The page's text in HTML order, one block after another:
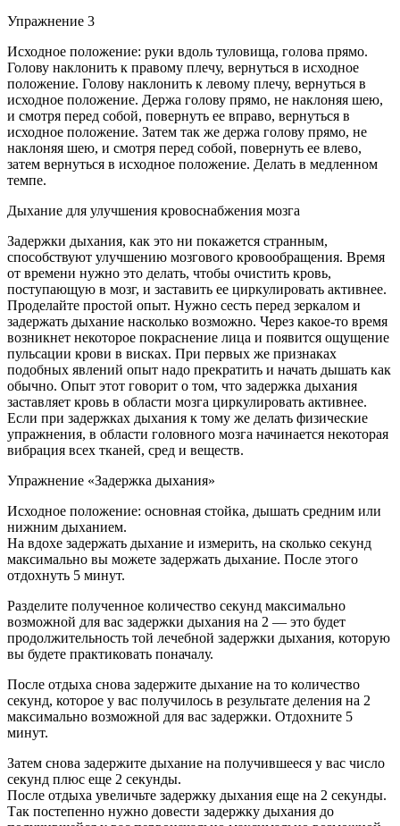
Упражнение 3
Исходное положение: руки вдоль туловища, голова прямо.
Голову наклонить к правому плечу, вернуться в исходное
положение. Голову наклонить к левому плечу, вернуться в
исходное положение. Держа голову прямо, не наклоняя шею,
и смотря перед собой, повернуть ее вправо, вернуться в
исходное положение. Затем так же держа голову прямо, не
наклоняя шею, и смотря перед собой, повернуть ее влево,
затем вернуться в исходное положение. Делать в медленном
темпе.
Дыхание для улучшения кровоснабжения мозга
Задержки дыхания, как это ни покажется странным,
способствуют улучшению мозгового кровообращения. Время
от времени нужно это делать, чтобы очистить кровь,
поступающую в мозг, и заставить ее циркулировать активнее.
Проделайте простой опыт. Нужно сесть перед зеркалом и
задержать дыхание насколько возможно. Через какое-то время
возникнет некоторое покраснение лица и появится ощущение
пульсации крови в висках. При первых же признаках
подобных явлений опыт надо прекратить и начать дышать как
обычно. Опыт этот говорит о том, что задержка дыхания
заставляет кровь в области мозга циркулировать активнее.
Если при задержках дыхания к тому же делать физические
упражнения, в области головного мозга начинается некоторая
вибрация всех тканей, сред и веществ.
Упражнение «Задержка дыхания»
Исходное положение: основная стойка, дышать средним или
нижним дыханием.
На вдохе задержать дыхание и измерить, на сколько секунд
максимально вы можете задержать дыхание. После этого
отдохнуть 5 минут.
Разделите полученное количество секунд максимально
возможной для вас задержки дыхания на 2 — это будет
продолжительность той лечебной задержки дыхания, которую
вы будете практиковать поначалу.
После отдыха снова задержите дыхание на то количество
секунд, которое у вас получилось в результате деления на 2
максимально возможной для вас задержки. Отдохните 5
минут.
Затем снова задержите дыхание на получившееся у вас число
секунд плюс еще 2 секунды.
После отдыха увеличьте задержку дыхания еще на 2 секунды.
Так постепенно нужно довести задержку дыхания до